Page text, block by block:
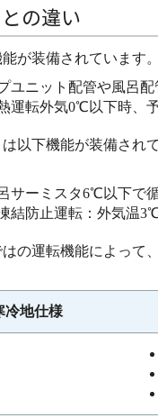
の違い
が装備されています。
ユニット配管や風呂
運転外気0℃以下時、
以下機能が装備され
サーミスタ6℃以下で
結防止運転：外気温
の運転機能によって
冷地仕様